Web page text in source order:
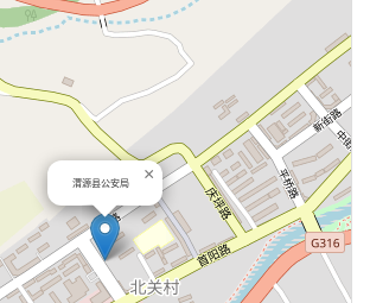
渭源县公安局 ×